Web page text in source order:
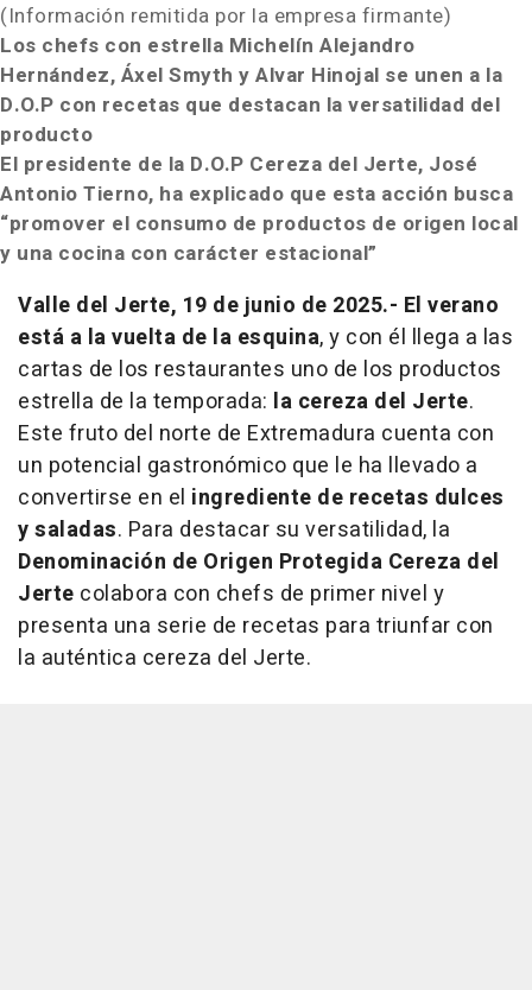
(Información remitida por la empresa firmante)
Los chefs con estrella Michelín Alejandro
Hernández, Áxel Smyth y Alvar Hinojal se unen a la
D.O.P con recetas que destacan la versatilidad del
producto
El presidente de la D.O.P Cereza del Jerte, José
Antonio Tierno, ha explicado que esta acción busca
“promover el consumo de productos de origen local
y una cocina con carácter estacional”
Valle del Jerte, 19 de junio de 2025.- El verano
está a la vuelta de la esquina, y con él llega a las
cartas de los restaurantes uno de los productos
estrella de la temporada: la cereza del Jerte.
Este fruto del norte de Extremadura cuenta con
un potencial gastronómico que le ha llevado a
convertirse en el ingrediente de recetas dulces
y saladas. Para destacar su versatilidad, la
Denominación de Origen Protegida Cereza del
Jerte colabora con chefs de primer nivel y
presenta una serie de recetas para triunfar con
la auténtica cereza del Jerte.